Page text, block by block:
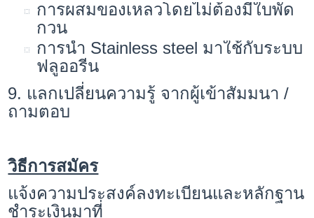
การผสมของเหลวโดยไม่ต้องมีใบพัด
กวน
การนำ Stainless steel มาใช้กับระบบ
ฟลูออรีน
9. แลกเปลี่ยนความรู้ จากผู้เข้าสัมมนา /
ถามตอบ
วิธีการสมัคร
แจ้งความประสงค์ลงทะเบียนและหลักฐาน
ชำระเงินมาที่